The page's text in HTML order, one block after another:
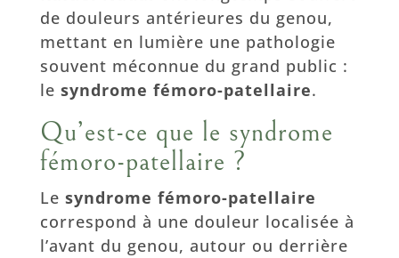
de douleurs antérieures du genou,
mettant en lumière une pathologie
souvent méconnue du grand public :
le syndrome fémoro-patellaire.
Qu’est-ce que le syndrome
fémoro-patellaire ?
Le syndrome fémoro-patellaire
correspond à une douleur localisée à
l’avant du genou, autour ou derrière